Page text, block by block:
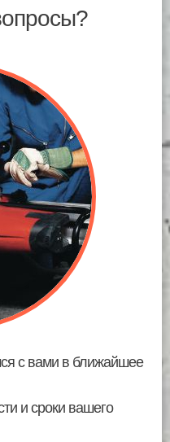
с вами в ближайшее
и сроки вашего